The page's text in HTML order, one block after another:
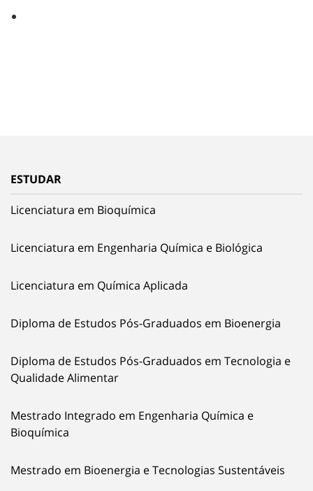
ESTUDAR
Licenciatura em Bioquímica
Licenciatura em Engenharia Química e Biológica
Licenciatura em Química Aplicada
Diploma de Estudos Pós-Graduados em Bioenergia
Diploma de Estudos Pós-Graduados em Tecnologia e
Qualidade Alimentar
Mestrado Integrado em Engenharia Química e
Bioquímica
Mestrado em Bioenergia e Tecnologias Sustentáveis